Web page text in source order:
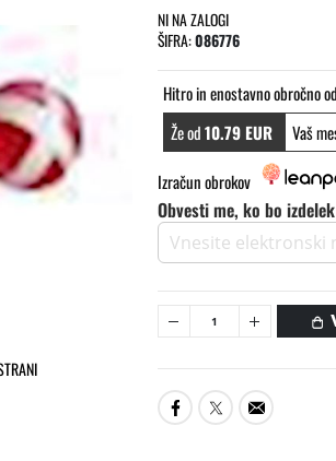
NI NA ZALOGI
ŠIFRA 086776
Hitro in enostavno obročno
Že od10.79 EUR Vaš
Izračun obrokov
Obvesti me, ko bo